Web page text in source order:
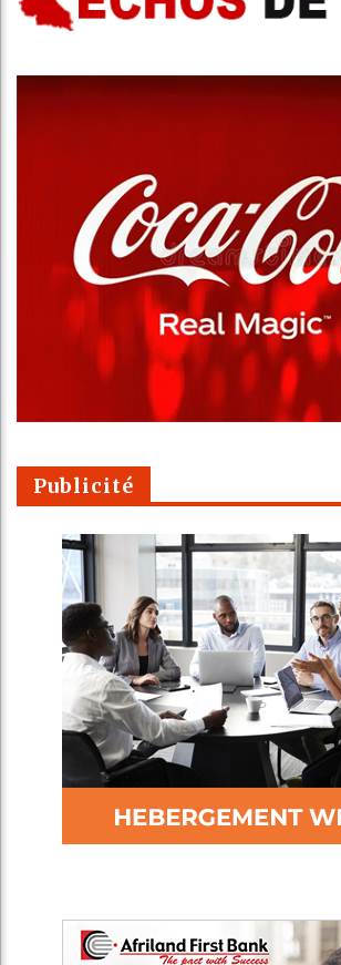
Publicité